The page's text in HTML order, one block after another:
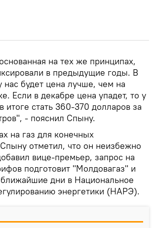
на тех же принципах,
в предыдущие годы. В
будет цена лучше, чем на
Если в декабре цена упадет, то у
итоге стать 360-370 долларов за
- пояснил Спыну.
на газ для конечных
отметил, что он неизбежно
вице-премьер, запрос на
подготовит "Молдовагаз" и
ближайшие дни в Национальное
энергетики (НАРЭ).